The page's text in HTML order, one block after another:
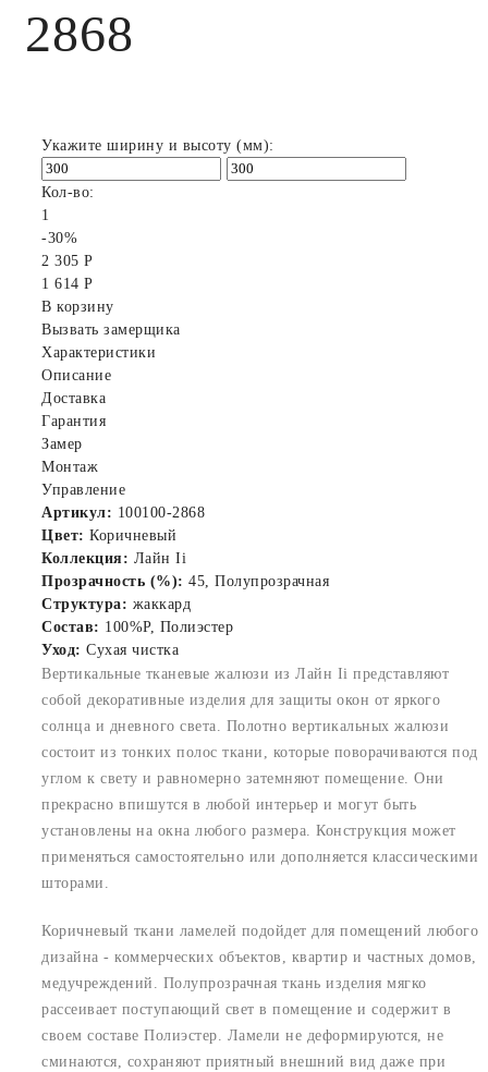
2868
Укажите ширину и высоту (мм):
Кол-во:
1
-30%
2 305 Р
1 614 Р
В корзину
Вызвать замерщика
Характеристики
Описание
Доставка
Гарантия
Замер
Монтаж
Управление
Артикул: 100100-2868
Цвет: Коричневый
Коллекция: Лайн Ii
Прозрачность (%): 45, Полупрозрачная
Структура: жаккард
Состав: 100%P, Полиэстер
Уход: Сухая чистка
Вертикальные тканевые жалюзи из Лайн Ii представляют
собой декоративные изделия для защиты окон от яркого
солнца и дневного света. Полотно вертикальных жалюзи
состоит из тонких полос ткани, которые поворачиваются под
углом к свету и равномерно затемняют помещение. Они
прекрасно впишутся в любой интерьер и могут быть
установлены на окна любого размера. Конструкция может
применяться самостоятельно или дополняется классическими
шторами.
Коричневый ткани ламелей подойдет для помещений любого
дизайна - коммерческих объектов, квартир и частных домов,
медучреждений. Полупрозрачная ткань изделия мягко
рассеивает поступающий свет в помещение и содержит в
своем составе Полиэстер. Ламели не деформируются, не
сминаются, сохраняют приятный внешний вид даже при